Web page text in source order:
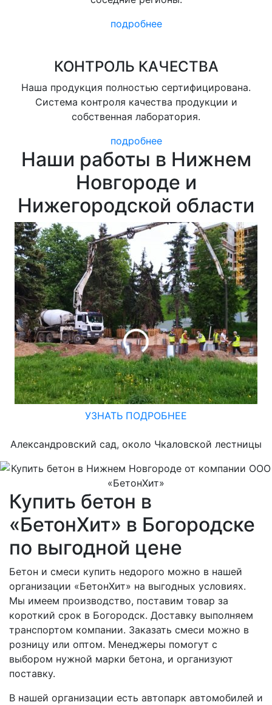
подробнее
КОНТРОЛЬ КАЧЕСТВА
Наша продукция полностью сертифицирована.
Система контроля качества продукции и
собственная лаборатория.
подробнее
Наши работы в Нижнем
Новгороде и
Нижегородской области
УЗНАТЬ ПОДРОБНЕЕ
Александровский сад, около Чкаловской лестницы
Купить бетон в
«БетонХит» в Богородске
по выгодной цене
Бетон и смеси купить недорого можно в нашей
организации «БетонХит» на выгодных условиях.
Мы имеем производство, поставим товар за
короткий срок в Богородск. Доставку выполняем
транспортом компании. Заказать смеси можно в
розницу или оптом. Менеджеры помогут с
выбором нужной марки бетона, и организуют
поставку.
В нашей организации есть автопарк автомобилей и